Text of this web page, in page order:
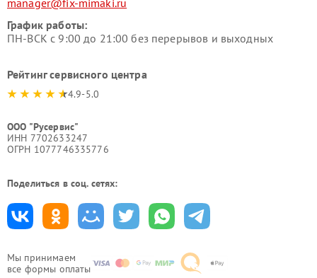
Мы принимаем
все формы оплаты
manager@fix-mimaki.ru
График работы:
ПН-ВСК с 9:00 до 21:00 без перерывов и выходных
Рейтинг сервисного центра
4.9-5.0
ООО "Русервис"
ИНН 7702633247
ОГРН 1077746335776
Поделиться в соц. сетях: